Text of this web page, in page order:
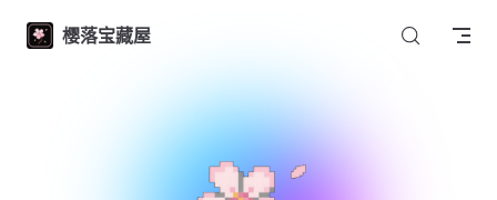
Skip to content
樱落宝藏屋